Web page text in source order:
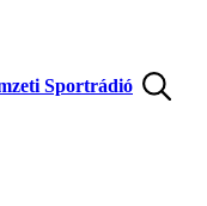
Sportrádió